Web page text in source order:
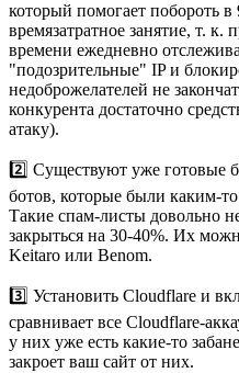
который помогает побороть в
времязатратное занятие, т. к.
времени ежедневно
"подозрительные" IP и
недоброжелателей не
конкурента достаточно
атаку).
2️⃣ Существуют уже готовые
ботов, которые были каким-
Такие спам-листы довольно
закрыться на 30-40%. Их
Keitaro или Benom.
3️⃣ Установить Cloudflare и
сравнивает все Cloudflare-
у них уже есть какие-то
закроет ваш сайт от них.